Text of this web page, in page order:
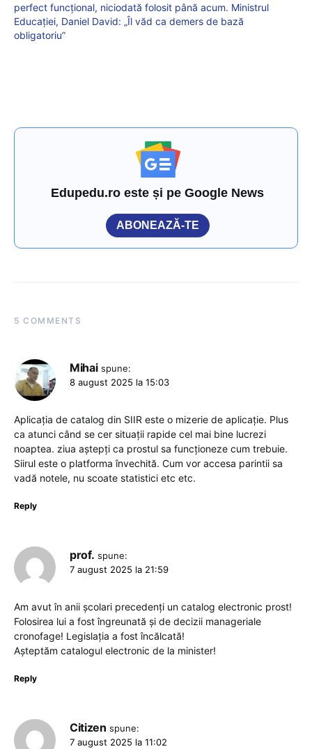
perfect funcțional, niciodată folosit până acum. Ministrul
Educației, Daniel David: „Îl văd ca demers de bază
obligatoriu”
Edupedu.ro este și pe Google News
ABONEAZĂ-TE
5 COMMENTS
Mihai spune:
8 august 2025 la 15:03
Aplicația de catalog din SIIR este o mizerie de aplicație. Plus
ca atunci când se cer situații rapide cel mai bine lucrezi
noaptea. ziua aștepți ca prostul sa funcționeze cum trebuie.
Siirul este o platforma învechită. Cum vor accesa parintii sa
vadă notele, nu scoate statistici etc etc.
Reply
prof. spune:
7 august 2025 la 21:59
Am avut în anii școlari precedenți un catalog electronic prost!
Folosirea lui a fost îngreunată și de decizii manageriale
cronofage! Legislația a fost încălcată!
Așteptăm catalogul electronic de la minister!
Reply
Citizen spune:
7 august 2025 la 11:02